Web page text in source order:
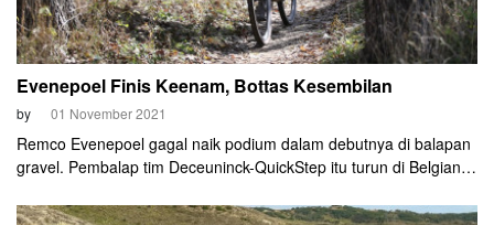
Evenepoel Finis Keenam, Bottas Kesembilan
by 01 November 2021
Remco Evenepoel gagal naik podium dalam debutnya di balapan
gravel. Pembalap tim Deceuninck-QuickStep itu turun di Belgian
Minggu (31/10). Ia finis di peringkat enam dalam kategori "wafer".